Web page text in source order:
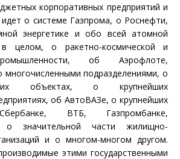
корпоративных предприятий и
идет о системе Газпрома, о Роснефти,
энергетике и обо всей атомной
целом, о ракетно-космической и
об Аэрофлоте,
многочисленными подразделениями, о
объектах, о крупнейших
об АвтоВАЗе, о крупнейших
ВТБ, Газпромбанке,
о значительной части жилищно-
и о многом-многом другом.
этими государственными